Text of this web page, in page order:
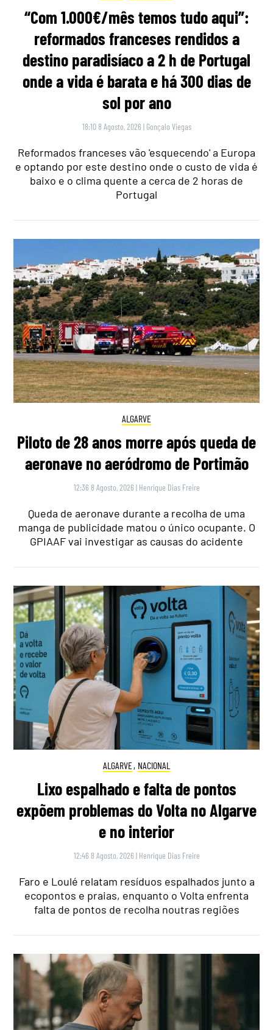
“Com 1.000€/mês temos tudo aqui”:
reformados franceses rendidos a
destino paradisíaco a 2 h de Portugal
onde a vida é barata e há 300 dias de
sol por ano
18:10 8 Agosto, 2026 | Gonçalo Viegas
Reformados franceses vão 'esquecendo' a Europa
e optando por este destino onde o custo de vida é
baixo e o clima quente a cerca de 2 horas de
Portugal
ALGARVE
Piloto de 28 anos morre após queda de
aeronave no aeródromo de Portimão
12:36 8 Agosto, 2026 | Henrique Dias Freire
Queda de aeronave durante a recolha de uma
manga de publicidade matou o único ocupante. O
GPIAAF vai investigar as causas do acidente
ALGARVE, NACIONAL
Lixo espalhado e falta de pontos
expõem problemas do Volta no Algarve
e no interior
12:46 8 Agosto, 2026 | Henrique Dias Freire
Faro e Loulé relatam resíduos espalhados junto a
ecopontos e praias, enquanto o Volta enfrenta
falta de pontos de recolha noutras regiões